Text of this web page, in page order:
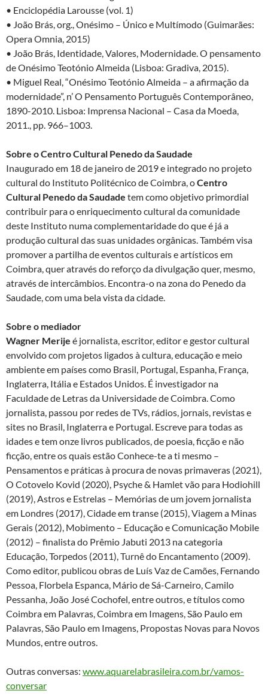
• Enciclopédia Larousse (vol. 1)
• João Brás, org., Onésimo – Único e Multímodo (Guimarães:
Opera Omnia, 2015)
• João Brás, Identidade, Valores, Modernidade. O pensamento
de Onésimo Teotónio Almeida (Lisboa: Gradiva, 2015).
• Miguel Real, “Onésimo Teotónio Almeida – a afirmação da
modernidade”, n’ O Pensamento Português Contemporâneo,
1890-2010. Lisboa: Imprensa Nacional – Casa da Moeda,
2011., pp. 966–1003.
Sobre o Centro Cultural Penedo da Saudade
Inaugurado em 18 de janeiro de 2019 e integrado no projeto
cultural do Instituto Politécnico de Coimbra, oCentro
Cultural Penedo da Saudade tem como objetivo primordial
contribuir para o enriquecimento cultural da comunidade
deste Instituto numa complementaridade do que é já a
produção cultural das suas unidades orgânicas. Também visa
promover a partilha de eventos culturais e artísticos em
Coimbra, quer através do reforço da divulgação quer, mesmo,
através de intercâmbios. Encontra-o na zona do Penedo da
Saudade, com uma bela vista da cidade.
Sobre o mediador
Wagner Merije é jornalista, escritor, editor e gestor cultural
envolvido com projetos ligados à cultura, educação e meio
ambiente em países como Brasil, Portugal, Espanha, França,
Inglaterra, Itália e Estados Unidos. É investigador na
Faculdade de Letras da Universidade de Coimbra. Como
jornalista, passou por redes de TVs, rádios, jornais, revistas e
sites no Brasil, Inglaterra e Portugal. Escreve para todas as
idades e tem onze livros publicados, de poesia, ficção e não
ficção, entre os quais estão Conhece-te a ti mesmo –
Pensamentos e práticas à procura de novas primaveras (2021),
O Cotovelo Kovid (2020), Psyche & Hamlet vão para Hodiohill
(2019), Astros e Estrelas – Memórias de um jovem jornalista
em Londres (2017), Cidade em transe (2015), Viagem a Minas
Gerais (2012), Mobimento – Educação e Comunicação Mobile
(2012) – finalista do Prêmio Jabuti 2013 na categoria
Educação, Torpedos (2011), Turnê do Encantamento (2009).
Como editor, publicou obras de Luís Vaz de Camões, Fernando
Pessoa, Florbela Espanca, Mário de Sá-Carneiro, Camilo
Pessanha, João José Cochofel, entre outros, e títulos como
Coimbra em Palavras, Coimbra em Imagens, São Paulo em
Palavras, São Paulo em Imagens, Propostas Novas para Novos
Mundos, entre outros.
Outras conversas: www.aquarelabrasileira.com.br/vamos-
conversar